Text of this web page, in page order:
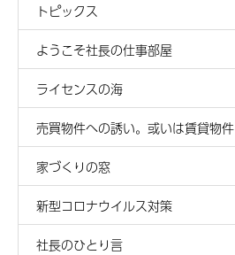
トピックス
ようこそ社長の仕事部屋
ライセンスの海
売買物件への誘い。或いは賃貸物件
家づくりの窓
新型コロナウイルス対策
社長のひとり言